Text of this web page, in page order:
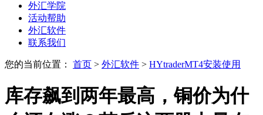
外汇学院
活动帮助
外汇软件
联系我们
您的当前位置： 首页 > 外汇软件 > HYtraderMT4安装使用
库存飙到两年最高，铜价为什